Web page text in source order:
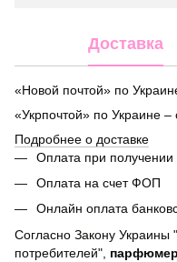
Доставка
«Новой почтой» по
«Укрпочтой» по Украине –
Подробнее о доставке
Оплата при
Оплата на счет ФОП
Онлайн оплата
Согласно Закону Украины
потребителей",